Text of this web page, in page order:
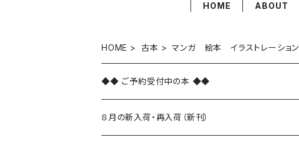
HOME ABOUT
HOME 古本 マンガ 絵本 イラストレーション
◆◆ ご予約受付中の本 ◆◆
８月の新入荷・再入荷（新刊）